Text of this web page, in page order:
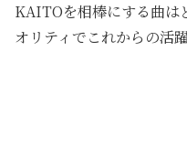
KAITOを相棒にする曲は
オリティでこれからの活